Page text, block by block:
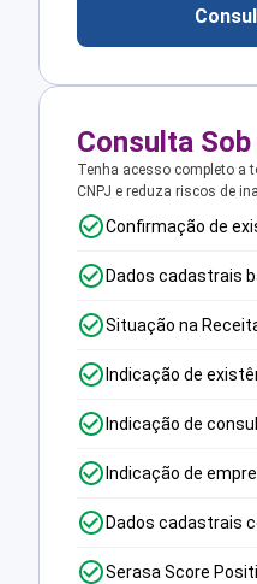
Consulta
Tenha acesso completo a
CNPJ e reduza riscos de
Confirmação de
Dados cadastrais
Situação na
Indicação de
Indicação de
Indicação de
Dados cadastrais
Serasa Score